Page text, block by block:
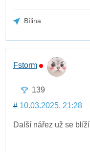
Bílina
Fstorm
139
# 10.03.2025, 21:28
Další nářez už se blíží